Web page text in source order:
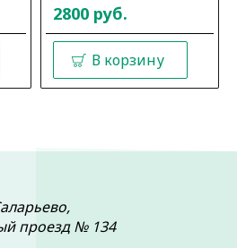
2800 руб.
В корзину
проезд № 134